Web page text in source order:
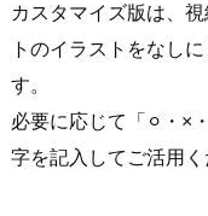
カスタマイズ版は、
トのイラストをなし
す。
必要に応じて「⚪︎・×
字を記入してご活用く